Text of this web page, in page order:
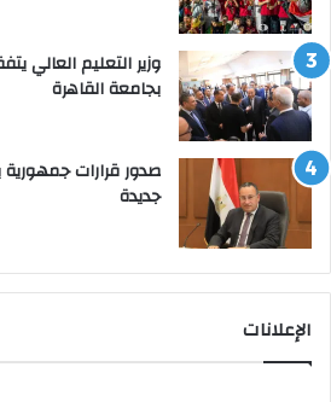
وزير التعليم العالي
بجامعة القاهرة
صدور قرارات
جديدة
الإعلانات